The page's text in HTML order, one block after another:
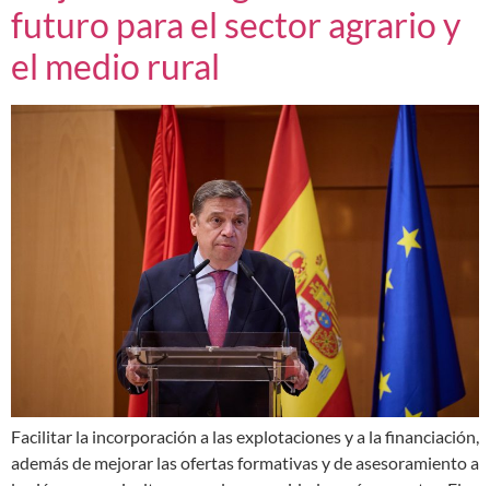
futuro para el sector agrario y
el medio rural
Facilitar la incorporación a las explotaciones y a la financiación,
además de mejorar las ofertas formativas y de asesoramiento a